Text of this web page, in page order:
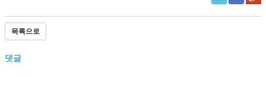
목록으로
댓글